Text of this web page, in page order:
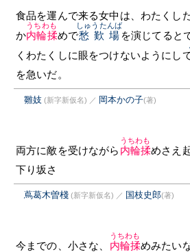
食品を運んで来る女中は、わたくし
か内輪揉
うちわも
めで愁歎場
しゅうたんば
を演じてると
くわたくしに眼をつけないようにし
を急いだ。
雛妓 (新字新仮名) ／ 岡本かの子(著)
両方に敵を受けながら 内輪揉
うちわも
めさえ
下り坂さ
蔦葛木曽棧 (新字新仮名) ／ 国枝史郎(著)
今までの、小さな、 内輪揉
うちわも
めみたい